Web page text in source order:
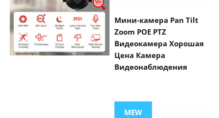
Мини-камера Pan Tilt
Zoom POE PTZ
Видеокамера Хорошая
Цена Камера
Видеонаблюдения
MEW